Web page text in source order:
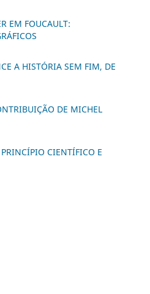
EM FOUCAULT:
A HISTÓRIA SEM FIM, DE
DE MICHEL
CIENTÍFICO E